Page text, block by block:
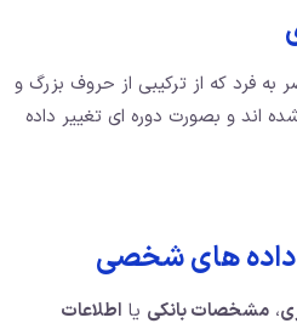
به فرد که از ترکیبی از حروف بزرگ و
اند و بصورت دوره ای تغییر داده
های شخصی
، مشخصات بانکی یا اطلاعات